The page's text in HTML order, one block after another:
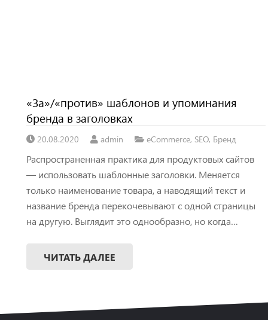
«За»/«против» шаблонов и упоминания
бренда в заголовках
20.08.2020 admin eCommerce, SEO, Бренд
Распространенная практика для продуктовых сайтов
— использовать шаблонные заголовки. Меняется
только наименование товара, а наводящий текст и
название бренда перекочевывают с одной страницы
на другую. Выглядит это однообразно, но когда…
ЧИТАТЬ ДАЛЕЕ